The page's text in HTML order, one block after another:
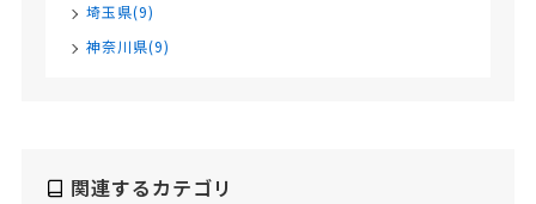
埼玉県(9)
神奈川県(9)
関連するカテゴリ